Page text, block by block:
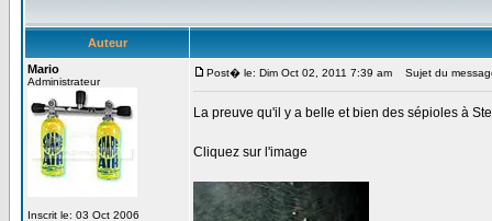
Auteur
Mario
Administrateur
Inscrit le: 03 Oct 2006
Post� le: Dim Oct 02, 2011 7:39 am Sujet du
La preuve qu'il y a belle et bien des sépioles à
Cliquez sur l'image